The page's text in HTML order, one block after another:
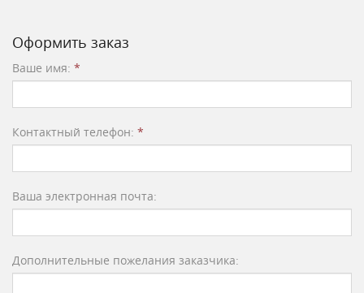
Оформить заказ
Ваше имя: *
Контактный телефон: *
Ваша электронная почта:
Дополнительные пожелания заказчика: